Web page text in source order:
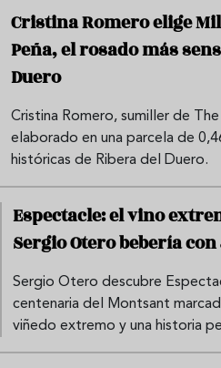
Cristina Romero elige
Peña, el rosado más
Duero
Cristina Romero, sumiller de
elaborado en una parcela de
históricas de Ribera del Duero.
Espectacle: el vino
Sergio Otero bebería
Sergio Otero descubre
centenaria del Montsant
viñedo extremo y una historia